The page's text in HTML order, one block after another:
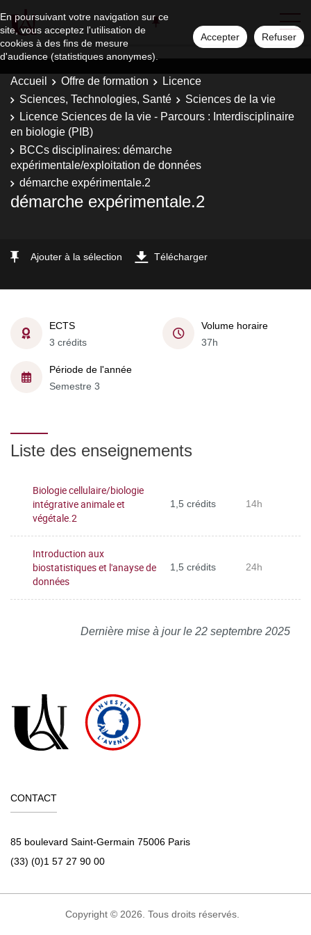
En poursuivant votre navigation sur ce
site, vous acceptez l'utilisation de
cookies à des fins de mesure
d'audience (statistiques anonymes).
Accepter Refuser
Accueil Offre de formation
Licence
Sciences, Technologies, Santé
Sciences de la vie
Licence Sciences de la vie - Parcours : Interdisciplinaire
en biologie (PIB)
BCCs disciplinaires: démarche
expérimentale/exploitation de données
démarche expérimentale.2
démarche expérimentale.2
Ajouter à la sélection Télécharger
ECTS
3 crédits
Volume horaire
37h
Période de l'année
Semestre 3
Liste des enseignements
Biologie cellulaire/biologie
intégrative animale et
végétale.2
1,5 crédits 14h
Introduction aux
biostatistiques et l'anayse de
données
1,5 crédits 24h
Dernière mise à jour le 22 septembre 2025
CONTACT
85 boulevard Saint-Germain 75006 Paris
(33) (0)1 57 27 90 00
Copyright © 2026. Tous droits réservés.